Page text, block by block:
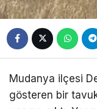
Mudanya ilçesi
gösteren bir